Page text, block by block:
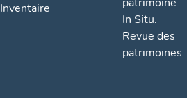
Inventaire
In Situ.
Revue des
patrimoines